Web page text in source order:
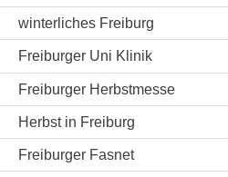
winterliches Freiburg
Freiburger Uni Klinik
Freiburger Herbstmesse
Herbst in Freiburg
Freiburger Fasnet